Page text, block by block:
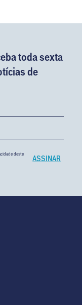
toda sexta
de
deste